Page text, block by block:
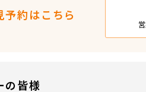
約はこちら
の皆様